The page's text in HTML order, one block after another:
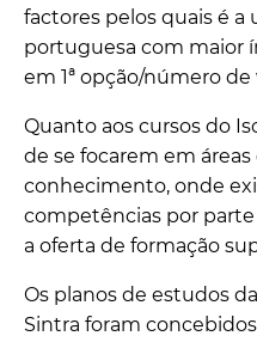
factores pelos quais é a
portuguesa com maior
em 1ª opção/número de
Quanto aos cursos do
de se focarem em
conhecimento, onde
competências por
a oferta de formação
Os planos de estudos
Sintra foram